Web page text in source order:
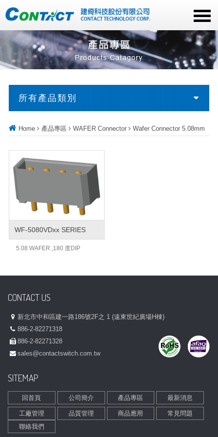
所有產品類別
Home 產品專區 WAFER Connector Wafer Connector 5.08mm
WF-5080VDxx SERIES
5.08 WAFER ,180 度DIP
CONTACT US
新北市中和區建一路186號2F之 1 (遠東世紀廣場H棟)
886-2-82271318
886-2-82271328
sales@contactswitch.com.tw
SITEMAP
回首頁 公司簡介 產品專區 最新消息
工廠管理 品質管理 商品應用
常見問題
聯絡我們